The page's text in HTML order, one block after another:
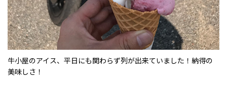
牛小屋のアイス、平日にも関わらず列が出来ていました！納得の
美味しさ！